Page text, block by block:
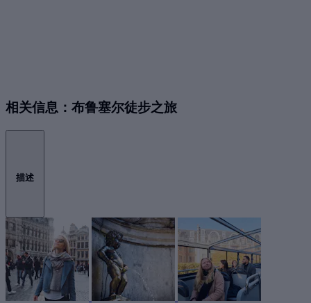
相关信息：布鲁塞尔徒步之旅
描述